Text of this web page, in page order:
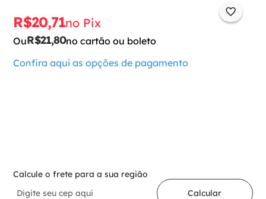
R$20,71no Pix
OuR$21,80no cartão ou boleto
Confira aqui as opções de pagamento
Calcule o frete para a sua região
Calcular